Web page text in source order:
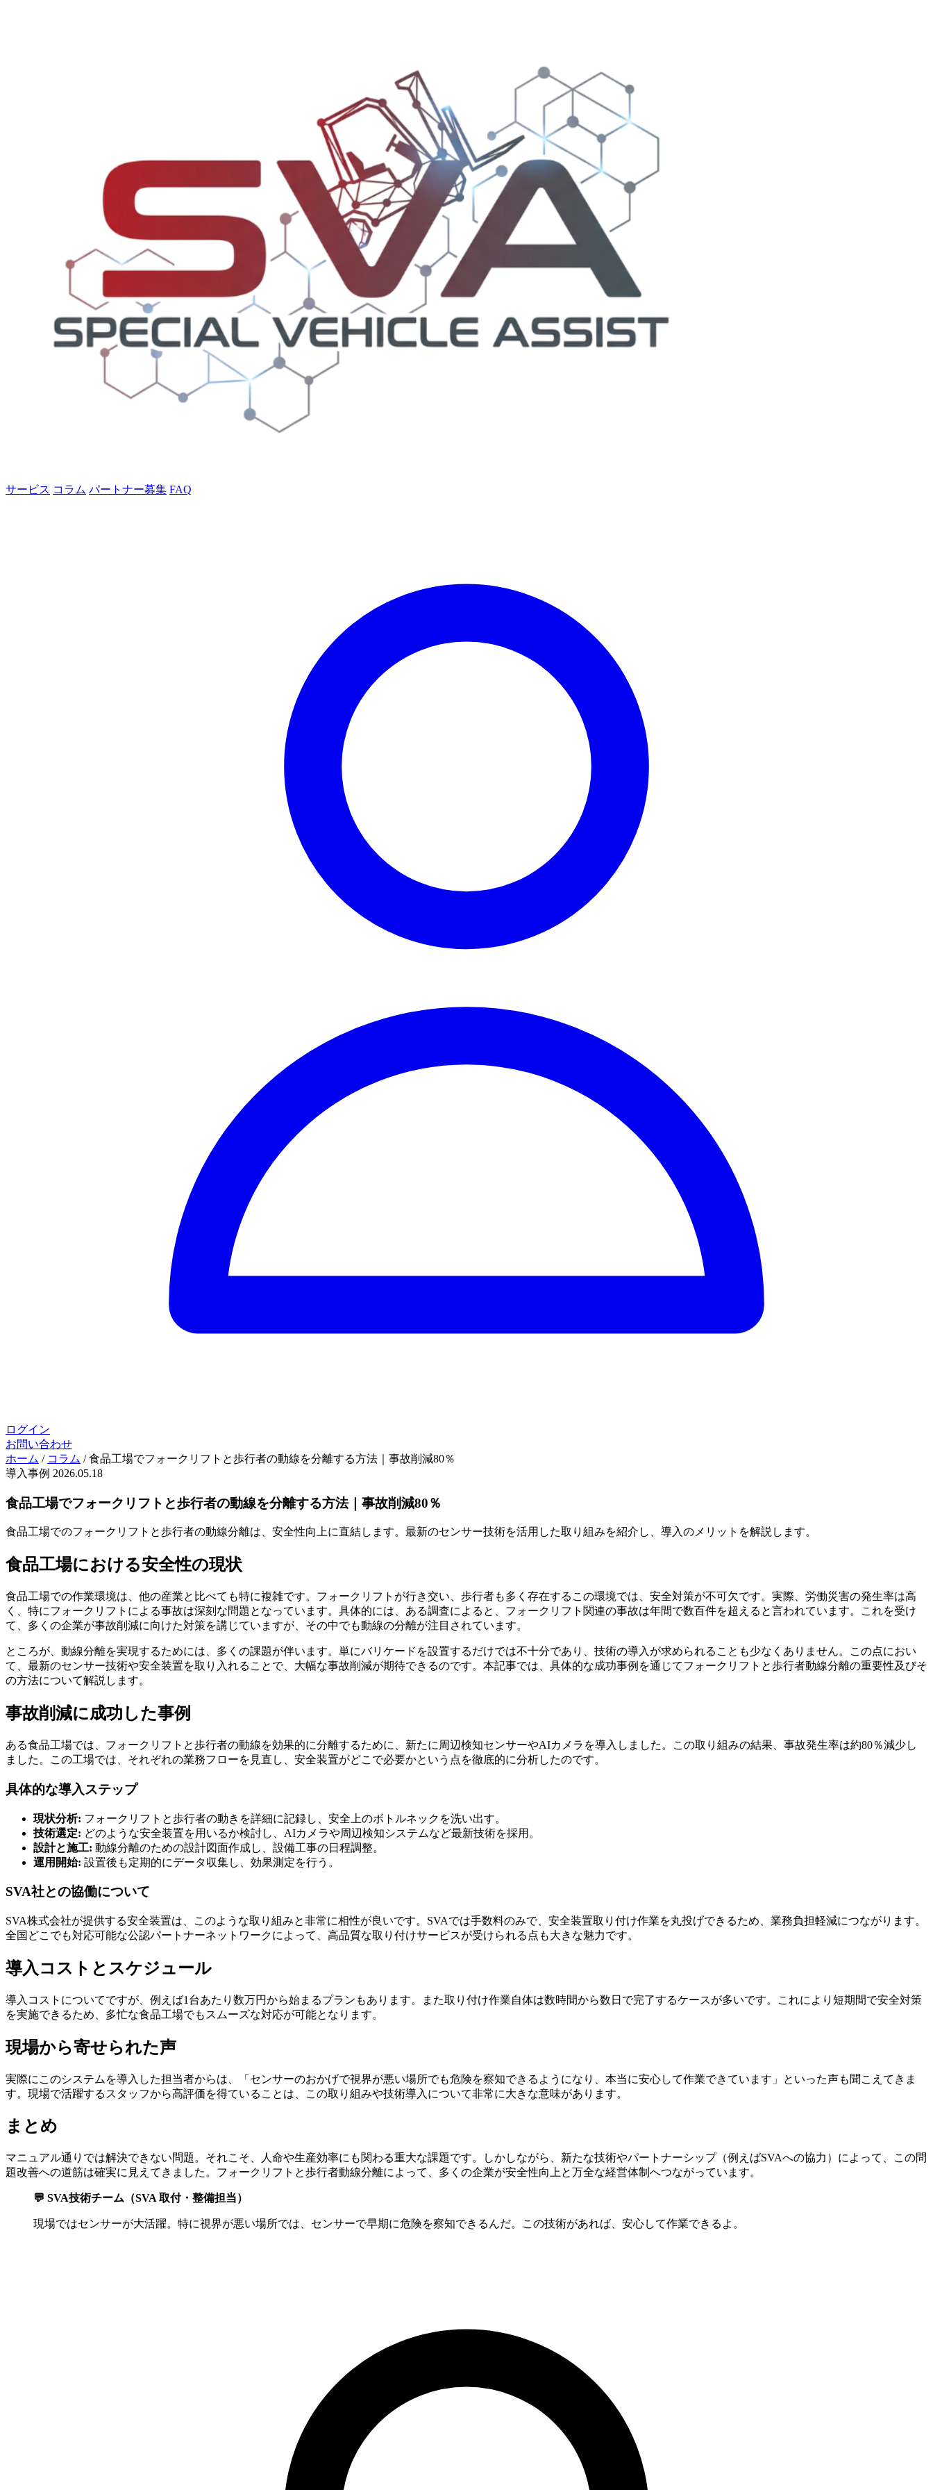
サービス コラム パートナー募集 FAQ
ログイン
お問い合わせ
ホーム / コラム / 食品工場でフォークリフトと歩行者の動線を分離する方法｜事故削減80％
導入事例 2026.05.18
食品工場でフォークリフトと歩行者の動線を分離する方法｜事故削減80％
食品工場でのフォークリフトと歩行者の動線分離は、安全性向上に直結します。最新のセンサー技術を活用した取り組みを紹介し、導入のメリットを解説します。
食品工場における安全性の現状
食品工場での作業環境は、他の産業と比べても特に複雑です。フォークリフトが行き交い、歩行者も多く存在するこの環境では、安全対策が不可欠です。実際、労働災害の発生率は高
く、特にフォークリフトによる事故は深刻な問題となっています。具体的には、ある調査によると、フォークリフト関連の事故は年間で数百件を超えると言われています。これを受け
て、多くの企業が事故削減に向けた対策を講じていますが、その中でも動線の分離が注目されています。
ところが、動線分離を実現するためには、多くの課題が伴います。単にバリケードを設置するだけでは不十分であり、技術の導入が求められることも少なくありません。この点におい
て、最新のセンサー技術や安全装置を取り入れることで、大幅な事故削減が期待できるのです。本記事では、具体的な成功事例を通じてフォークリフトと歩行者動線分離の重要性及びそ
の方法について解説します。
事故削減に成功した事例
ある食品工場では、フォークリフトと歩行者の動線を効果的に分離するために、新たに周辺検知センサーやAIカメラを導入しました。この取り組みの結果、事故発生率は約80％減少し
ました。この工場では、それぞれの業務フローを見直し、安全装置がどこで必要かという点を徹底的に分析したのです。
具体的な導入ステップ
現状分析: フォークリフトと歩行者の動きを詳細に記録し、安全上のボトルネックを洗い出す。
技術選定: どのような安全装置を用いるか検討し、AIカメラや周辺検知システムなど最新技術を採用。
設計と施工: 動線分離のための設計図面作成し、設備工事の日程調整。
運用開始: 設置後も定期的にデータ収集し、効果測定を行う。
SVA社との協働について
SVA株式会社が提供する安全装置は、このような取り組みと非常に相性が良いです。SVAでは手数料のみで、安全装置取り付け作業を丸投げできるため、業務負担軽減につながります。
全国どこでも対応可能な公認パートナーネットワークによって、高品質な取り付けサービスが受けられる点も大きな魅力です。
導入コストとスケジュール
導入コストについてですが、例えば1台あたり数万円から始まるプランもあります。また取り付け作業自体は数時間から数日で完了するケースが多いです。これにより短期間で安全対策
を実施できるため、多忙な食品工場でもスムーズな対応が可能となります。
現場から寄せられた声
実際にこのシステムを導入した担当者からは、「センサーのおかげで視界が悪い場所でも危険を察知できるようになり、本当に安心して作業できています」といった声も聞こえてきま
す。現場で活躍するスタッフから高評価を得ていることは、この取り組みや技術導入について非常に大きな意味があります。
まとめ
マニュアル通りでは解決できない問題。それこそ、人命や生産効率にも関わる重大な課題です。しかしながら、新たな技術やパートナーシップ（例えばSVAへの協力）によって、この問
題改善への道筋は確実に見えてきました。フォークリフトと歩行者動線分離によって、多くの企業が安全性向上と万全な経営体制へつながっています。
💬 SVA技術チーム（SVA 取付・整備担当）
現場ではセンサーが大活躍。特に視界が悪い場所では、センサーで早期に危険を察知できるんだ。この技術があれば、安心して作業できるよ。